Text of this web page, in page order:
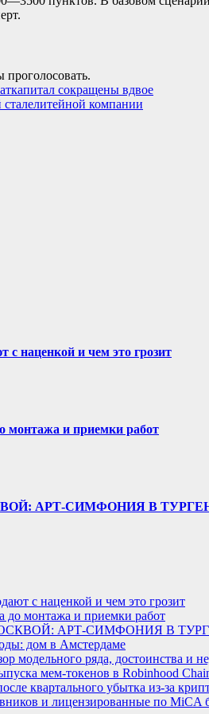
проголосовать.
сокращены вдвое
компании
с наценкой и чем это грозит
монтажа и приемки работ
АРТ-СИМФОНИЯ В
с наценкой и чем это грозит
до монтажа и приемки работ
АРТ-СИМФОНИЯ В
дом в Амстердаме
ряда, достоинства и
мем-токенов в Robinhood
квартального убытка из-за
и лицензированные по MiCA